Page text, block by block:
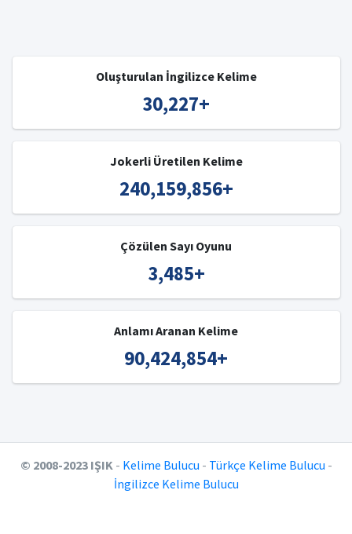
Oluşturulan İngilizce Kelime
30,227+
Jokerli Üretilen Kelime
240,159,856+
Çözülen Sayı Oyunu
3,485+
Anlamı Aranan Kelime
90,424,854+
© 2008-2023 IŞIK- Kelime Bulucu - Türkçe Kelime Bulucu -
İngilizce Kelime Bulucu